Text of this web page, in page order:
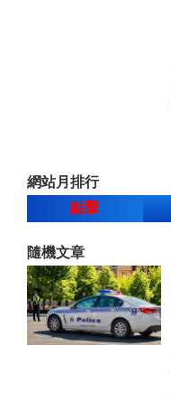
網站月排行
點擊
隨機文章